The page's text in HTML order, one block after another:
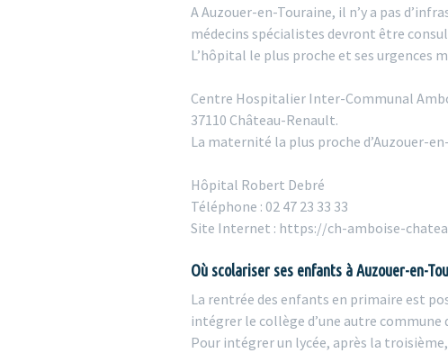
A Auzouer-en-Touraine, il n’y a pas
médecins spécialistes devront être
L’hôpital le plus proche et ses urgences
Centre Hospitalier Inter-Communal
37110 Château-Renault.
La maternité la plus proche d’Auzouer-
Hôpital Robert Debré
Téléphone : 02 47 23 33 33
Site Internet : https://ch-amboise-
Où scolariser ses enfants à Auzouer-en-
La rentrée des enfants en primaire est
intégrer le collège d’une autre commune
Pour intégrer un lycée, après la